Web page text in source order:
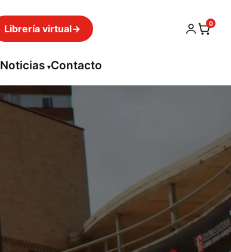
Librería virtual→ 0
Noticias Contacto